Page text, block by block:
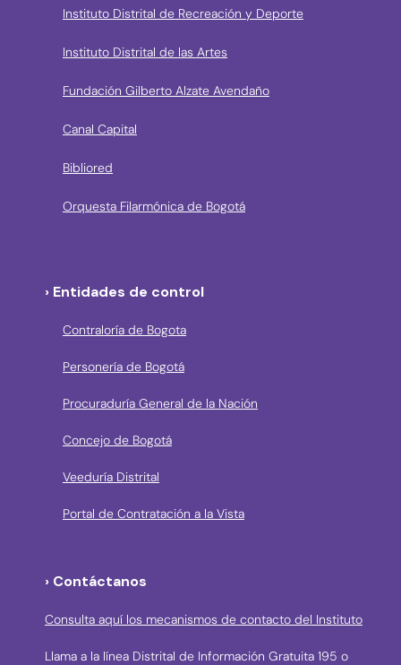
Instituto Distrital de Recreación y Deporte
Instituto Distrital de las Artes
Fundación Gilberto Alzate Avendaño
Canal Capital
Bibliored
Orquesta Filarmónica de Bogotá
› Entidades de control
Contraloría de Bogota
Personería de Bogotá
Procuraduría General de la Nación
Concejo de Bogotá
Veeduría Distrital
Portal de Contratación a la Vista
› Contáctanos
Consulta aquí los mecanismos de contacto del Instituto
Llama a la línea Distrital de Información Gratuita 195 o